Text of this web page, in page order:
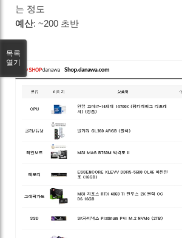
는 정도
예산: ~200 초반
목록
열기